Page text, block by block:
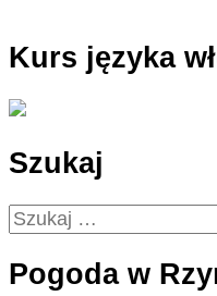
Kurs języka
Szukaj
Szukaj:
Pogoda w